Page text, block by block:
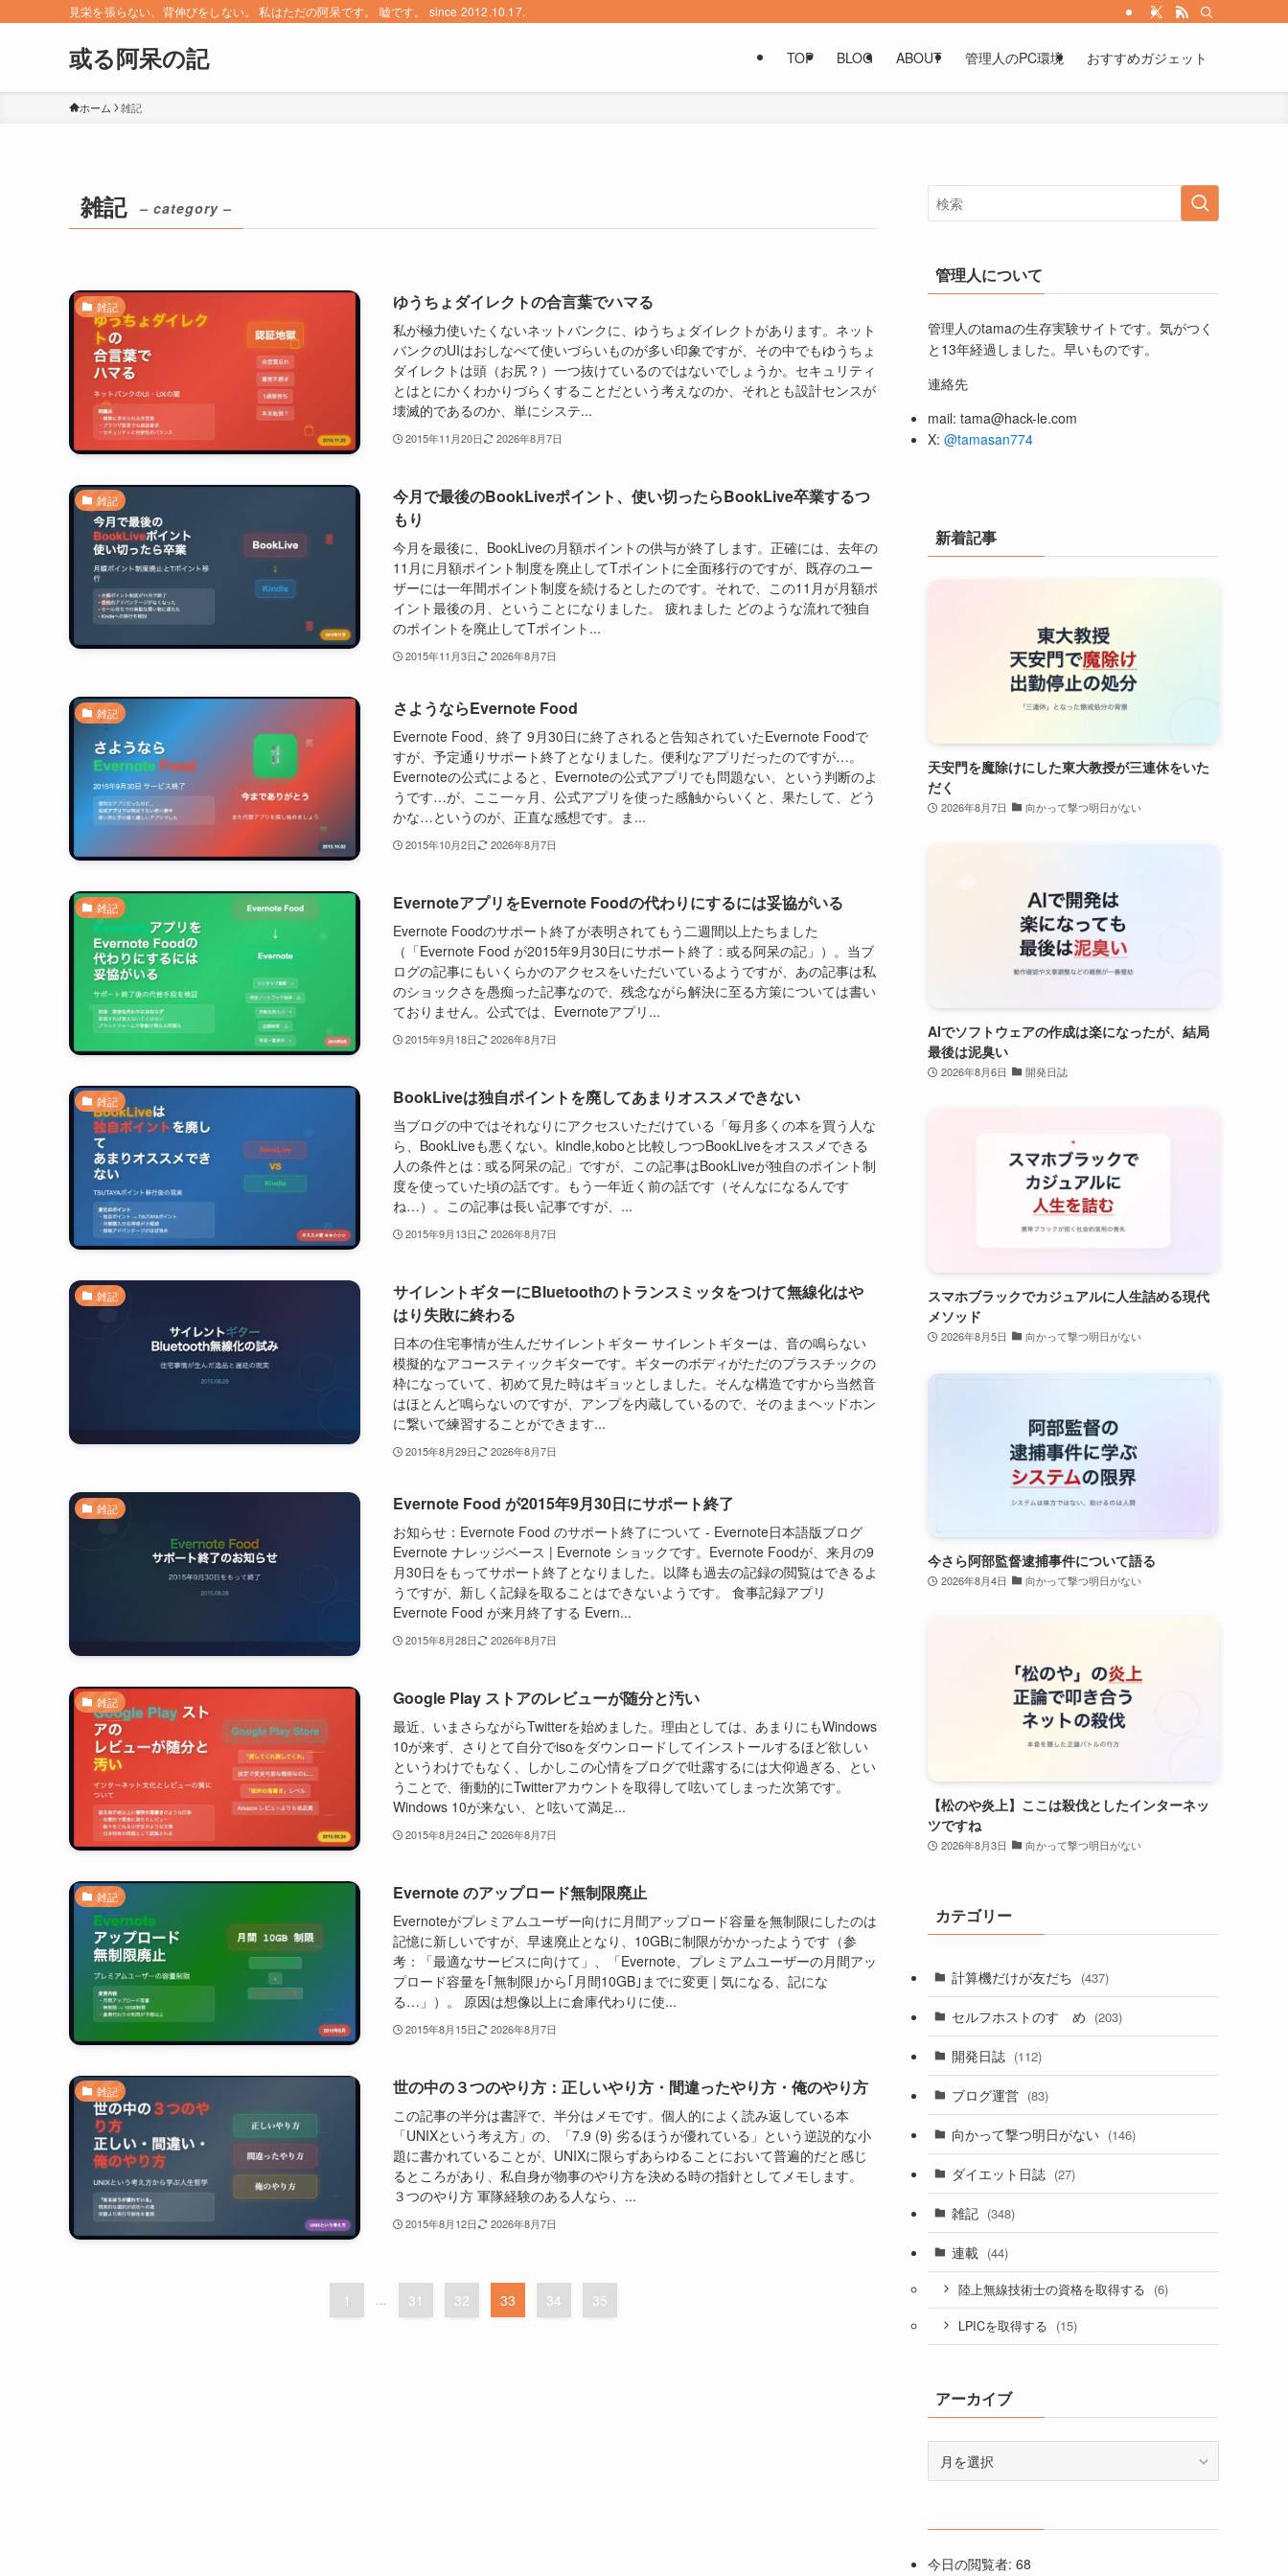
見栄を張らない、背伸びをしない。 私はただの阿呆です。 嘘です。 since 2012.10.17.
或る阿呆の記 TOP BLOG ABOUT 管理人のPC環境 おすすめガジェット
ホーム 雑記
雑記 – category –
雑記 ゆうちょダイレクトの合言葉でハマる
私が極力使いたくないネットバンクに、ゆうちょダイレクトがあります。ネット
バンクのUIはおしなべて使いづらいものが多い印象ですが、その中でもゆうちょ
ダイレクトは頭（お尻？）一つ抜けているのではないでしょうか。セキュリティ
とはとにかくわかりづらくすることだという考えなのか、それとも設計センスが
壊滅的であるのか、単にシステ...
2015年11月20日 2026年8月7日
雑記
今月で最後のBookLiveポイント、使い切ったらBookLive卒業するつ
もり
今月を最後に、BookLiveの月額ポイントの供与が終了します。正確には、去年の
11月に月額ポイント制度を廃止してTポイントに全面移行のですが、既存のユー
ザーには一年間ポイント制度を続けるとしたのです。それで、この11月が月額ポ
イント最後の月、ということになりました。 疲れました どのような流れで独自
のポイントを廃止してTポイント...
2015年11月3日 2026年8月7日
雑記 さようならEvernote Food
Evernote Food、終了 9月30日に終了されると告知されていたEvernote Foodで
すが、予定通りサポート終了となりました。便利なアプリだったのですが…。
Evernoteの公式によると、Evernoteの公式アプリでも問題ない、という判断のよ
うです…が、ここ一ヶ月、公式アプリを使った感触からいくと、果たして、どう
かな…というのが、正直な感想です。ま...
2015年10月2日 2026年8月7日
雑記 EvernoteアプリをEvernote Foodの代わりにするには妥協がいる
Evernote Foodのサポート終了が表明されてもう二週間以上たちました
（「Evernote Food が2015年9月30日にサポート終了 : 或る阿呆の記」）。当ブ
ログの記事にもいくらかのアクセスをいただいているようですが、あの記事は私
のショックさを愚痴った記事なので、残念ながら解決に至る方策については書い
ておりません。公式では、Evernoteアプリ...
2015年9月18日 2026年8月7日
雑記 BookLiveは独自ポイントを廃してあまりオススメできない
当ブログの中ではそれなりにアクセスいただけている「毎月多くの本を買う人な
ら、BookLiveも悪くない。kindle,koboと比較しつつBookLiveをオススメできる
人の条件とは : 或る阿呆の記」ですが、この記事はBookLiveが独自のポイント制
度を使っていた頃の話です。もう一年近く前の話です（そんなになるんです
ね…）。この記事は長い記事ですが、...
2015年9月13日 2026年8月7日
雑記
サイレントギターにBluetoothのトランスミッタをつけて無線化はや
はり失敗に終わる
日本の住宅事情が生んだサイレントギター サイレントギターは、音の鳴らない
模擬的なアコースティックギターです。ギターのボディがただのプラスチックの
枠になっていて、初めて見た時はギョッとしました。そんな構造ですから当然音
はほとんど鳴らないのですが、アンプを内蔵しているので、そのままヘッドホン
に繋いで練習することができます...
2015年8月29日 2026年8月7日
雑記 Evernote Food が2015年9月30日にサポート終了
お知らせ：Evernote Food のサポート終了について - Evernote日本語版ブログ
Evernote ナレッジベース | Evernote ショックです。Evernote Foodが、来月の9
月30日をもってサポート終了となりました。以降も過去の記録の閲覧はできるよ
うですが、新しく記録を取ることはできないようです。 食事記録アプリ
Evernote Food が来月終了する Evern...
2015年8月28日 2026年8月7日
雑記 Google Play ストアのレビューが随分と汚い
最近、いまさらながらTwitterを始めました。理由としては、あまりにもWindows
10が来ず、さりとて自分でisoをダウンロードしてインストールするほど欲しい
というわけでもなく、しかしこの心情をブログで吐露するには大仰過ぎる、とい
うことで、衝動的にTwitterアカウントを取得して呟いてしまった次第です。
Windows 10が来ない、と呟いて満足...
2015年8月24日 2026年8月7日
雑記 Evernote のアップロード無制限廃止
Evernoteがプレミアムユーザー向けに月間アップロード容量を無制限にしたのは
記憶に新しいですが、早速廃止となり、10GBに制限がかかったようです（参
考：「最適なサービスに向けて」、「Evernote、プレミアムユーザーの月間アッ
プロード容量を｢無制限｣から｢月間10GB｣までに変更 | 気になる、記にな
る…」）。 原因は想像以上に倉庫代わりに使...
2015年8月15日 2026年8月7日
雑記 世の中の３つのやり方：正しいやり方・間違ったやり方・俺のやり方
この記事の半分は書評で、半分はメモです。個人的によく読み返している本
「UNIXという考え方」の、「7.9 (9) 劣るほうが優れている」という逆説的な小
題に書かれていることが、UNIXに限らずあらゆることにおいて普遍的だと感じ
るところがあり、私自身が物事のやり方を決める時の指針としてメモします。
３つのやり方 軍隊経験のある人なら、...
2015年8月12日 2026年8月7日
1 ... 31 32 33 34 35
管理人について
管理人のtamaの生存実験サイトです。気がつく
と13年経過しました。早いものです。
連絡先
mail: tama@hack-le.com
X: @tamasan774
新着記事
天安門を魔除けにした東大教授が三連休をいた
だく
2026年8月7日 向かって撃つ明日がない
AIでソフトウェアの作成は楽になったが、結局
最後は泥臭い
2026年8月6日 開発日誌
スマホブラックでカジュアルに人生詰める現代
メソッド
2026年8月5日 向かって撃つ明日がない
今さら阿部監督逮捕事件について語る
2026年8月4日 向かって撃つ明日がない
【松のや炎上】ここは殺伐としたインターネッ
ツですね
2026年8月3日 向かって撃つ明日がない
カテゴリー
計算機だけが友だち (437)
セルフホストのすゝめ (203)
開発日誌 (112)
ブログ運営 (83)
向かって撃つ明日がない (146)
ダイエット日誌 (27)
雑記 (348)
連載 (44)
陸上無線技術士の資格を取得する (6)
LPICを取得する (15)
アーカイブ
ブ
今日の閲覧者: 68